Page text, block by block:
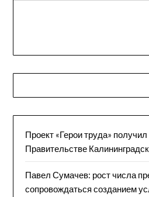
Проект «Герои труда»
Правительстве
Павел Сумачев: рост числа
сопровождаться созданием